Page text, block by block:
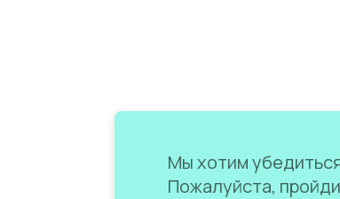
Мы хотим
Пожалуйста,